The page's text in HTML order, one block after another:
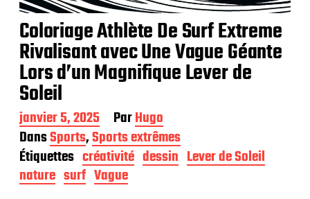
Coloriage Athlète De Surf Extreme
Rivalisant avec Une Vague Géante
Lors d’un Magnifique Lever de
Soleil
D
a
t
e
d
e
janvier 5, 2025 ParHugo
DansSports,Sports extrêmes
Étiquettes créativité dessin Lever de Soleil
nature surf Vague